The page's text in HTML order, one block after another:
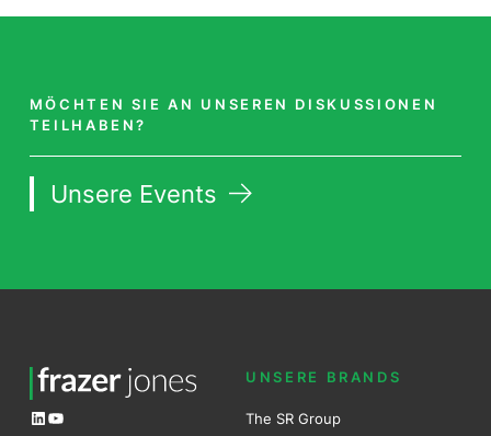
MÖCHTEN SIE AN UNSEREN DISKUSSIONEN
TEILHABEN?
Unsere Events
LinkedIn
YouTube
UNSERE BRANDS
The SR Group